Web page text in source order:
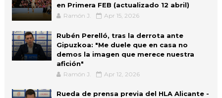
en Primera FEB (actualizado 12 abril)
Ramón J. Apr 15, 2026
Rubén Perelló, tras la derrota ante
Gipuzkoa: "Me duele que en casa no
demos la imagen que merece nuestra
afición"
Ramón J. Apr 12, 2026
Rueda de prensa previa del HLA Alicante -